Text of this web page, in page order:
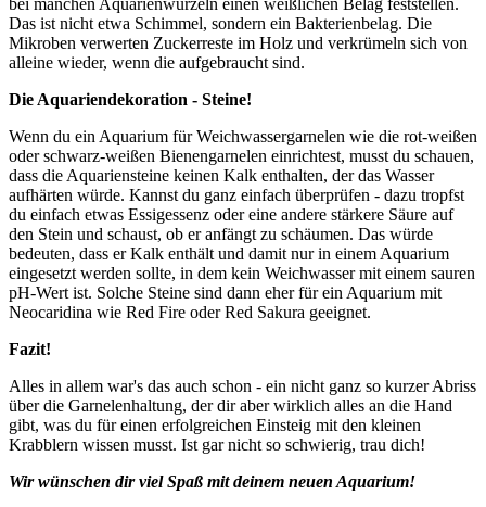
Das ist nicht etwa Schimmel, sondern ein Bakterienbelag. Die
Mikroben verwerten Zuckerreste im Holz und verkrümeln sich von
alleine wieder, wenn die aufgebraucht sind.
Die Aquariendekoration - Steine!
Wenn du ein Aquarium für Weichwassergarnelen wie die rot-weißen
oder schwarz-weißen Bienengarnelen einrichtest, musst du schauen,
dass die Aquariensteine keinen Kalk enthalten, der das Wasser
aufhärten würde. Kannst du ganz einfach überprüfen - dazu tropfst
du einfach etwas Essigessenz oder eine andere stärkere Säure auf
den Stein und schaust, ob er anfängt zu schäumen. Das würde
bedeuten, dass er Kalk enthält und damit nur in einem Aquarium
eingesetzt werden sollte, in dem kein Weichwasser mit einem sauren
pH-Wert ist. Solche Steine sind dann eher für ein Aquarium mit
Neocaridina wie Red Fire oder Red Sakura geeignet.
Fazit!
Alles in allem war's das auch schon - ein nicht ganz so kurzer Abriss
über die Garnelenhaltung, der dir aber wirklich alles an die Hand
gibt, was du für einen erfolgreichen Einsteig mit den kleinen
Krabblern wissen musst. Ist gar nicht so schwierig, trau dich!
Wir wünschen dir viel Spaß mit deinem neuen Aquarium!